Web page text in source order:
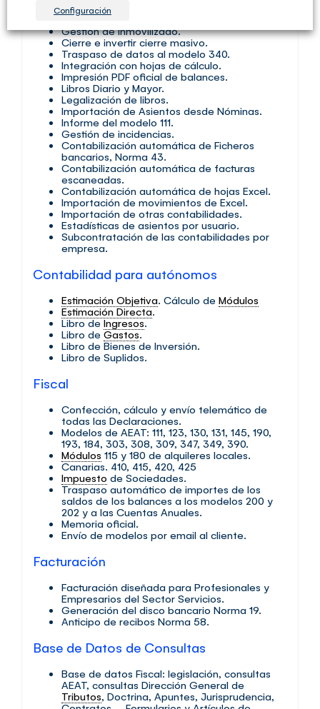
Control de vencimientos.
Amortizaciones Automáticas.
Gestión de Inmovilizado.
Cierre e invertir cierre masivo.
Traspaso de datos al modelo 340.
Integración con hojas de cálculo.
Impresión PDF oficial de balances.
Libros Diario y Mayor.
Legalización de libros.
Importación de Asientos desde Nóminas.
Informe del modelo 111.
Gestión de incidencias.
Contabilización automática de Ficheros
bancarios, Norma 43.
Contabilización automática de facturas
escaneadas.
Contabilización automática de hojas Excel.
Importación de movimientos de Excel.
Importación de otras contabilidades.
Estadísticas de asientos por usuario.
Subcontratación de las contabilidades por
empresa.
Contabilidad para autónomos
Estimación Objetiva. Cálculo de Módulos
Estimación Directa.
Libro deIngresos.
Libro de Gastos.
Libro de Bienes de Inversión.
Libro de Suplidos.
Fiscal
Confección, cálculo y envío telemático de
todas las Declaraciones.
Modelos de AEAT: 111, 123, 130, 131, 145, 190,
193, 184, 303, 308, 309, 347, 349, 390.
Módulos 115 y 180 de alquileres locales.
Canarias. 410, 415, 420, 425
Impuesto de Sociedades.
Traspaso automático de importes de los
saldos de los balances a los modelos 200 y
202 y a las Cuentas Anuales.
Memoria oficial.
Envío de modelos por email al cliente.
Facturación
Facturación diseñada para Profesionales y
Empresarios del Sector Servicios.
Generación del disco bancario Norma 19.
Anticipo de recibos Norma 58.
Base de Datos de Consultas
Base de datos Fiscal: legislación, consultas
AEAT, consultas Dirección General de
Tributos, Doctrina, Apuntes, Jurisprudencia,
Configuración